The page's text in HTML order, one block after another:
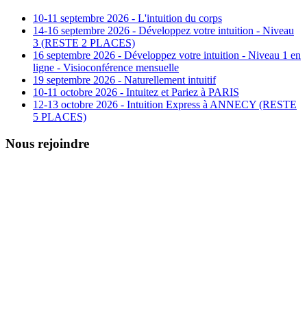
10-11 septembre 2026 - L'intuition du corps
14-16 septembre 2026 - Développez votre intuition - Niveau
3 (RESTE 2 PLACES)
16 septembre 2026 - Développez votre intuition - Niveau 1 en
ligne - Visioconférence mensuelle
19 septembre 2026 - Naturellement intuitif
10-11 octobre 2026 - Intuitez et Pariez à PARIS
12-13 octobre 2026 - Intuition Express à ANNECY (RESTE
5 PLACES)
Nous rejoindre